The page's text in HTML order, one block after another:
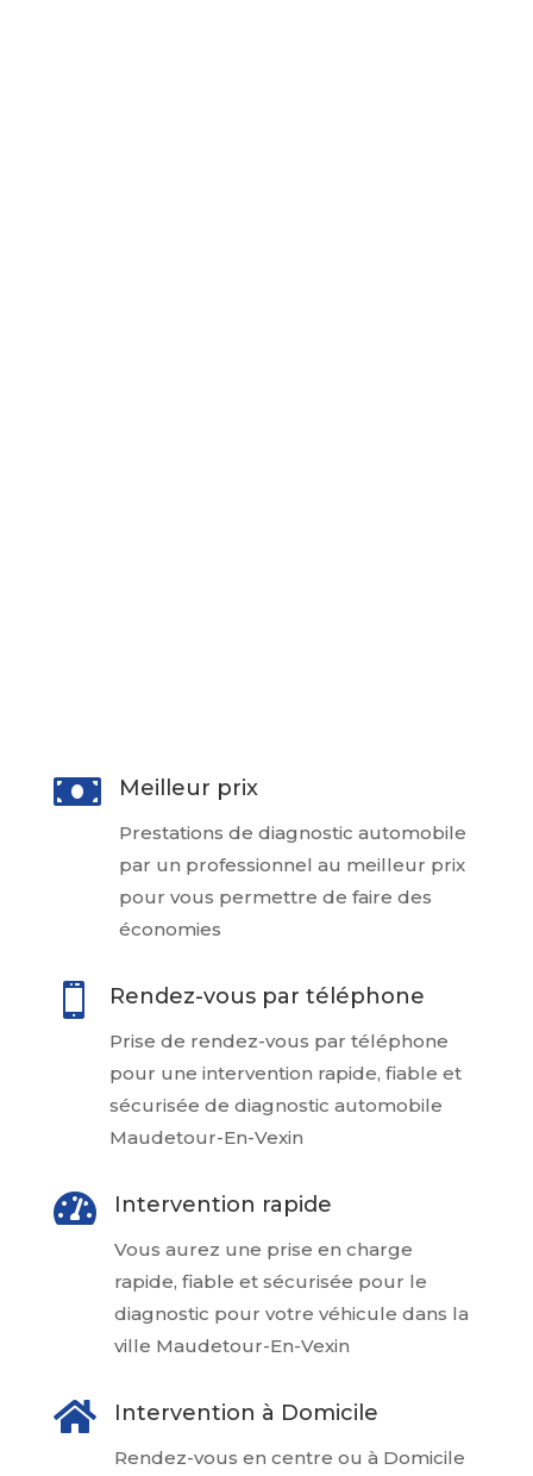
 Meilleur prix
Prestations de diagnostic automobile
par un professionnel au meilleur prix
pour vous permettre de faire des
économies
 Rendez-vous par téléphone
Prise de rendez-vous par téléphone
pour une intervention rapide, fiable et
sécurisée de diagnostic automobile
Maudetour-En-Vexin
 Intervention rapide
Vous aurez une prise en charge
rapide, fiable et sécurisée pour le
diagnostic pour votre véhicule dans la
ville Maudetour-En-Vexin
 Intervention à Domicile
Rendez-vous en centre ou à Domicile